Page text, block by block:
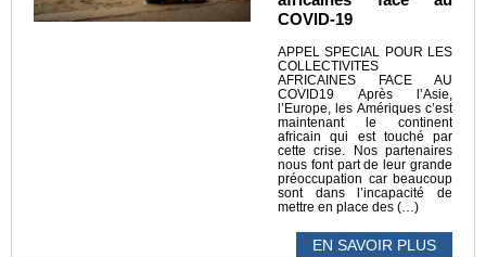
COVID-19
APPEL SPECIAL POUR LES
COLLECTIVITES
AFRICAINES FACE AU
COVID19 Après l’Asie,
l’Europe, les Amériques c’est
maintenant le continent
africain qui est touché par
cette crise. Nos partenaires
nous font part de leur grande
préoccupation car beaucoup
sont dans l’incapacité de
mettre en place des (…)
EN SAVOIR PLUS